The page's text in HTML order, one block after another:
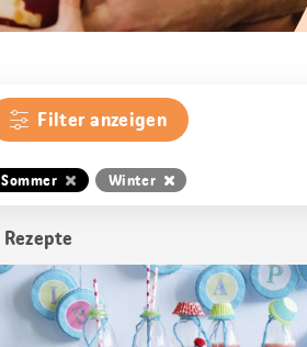
Filter anzeigen
Sommer Winter
Rezepte